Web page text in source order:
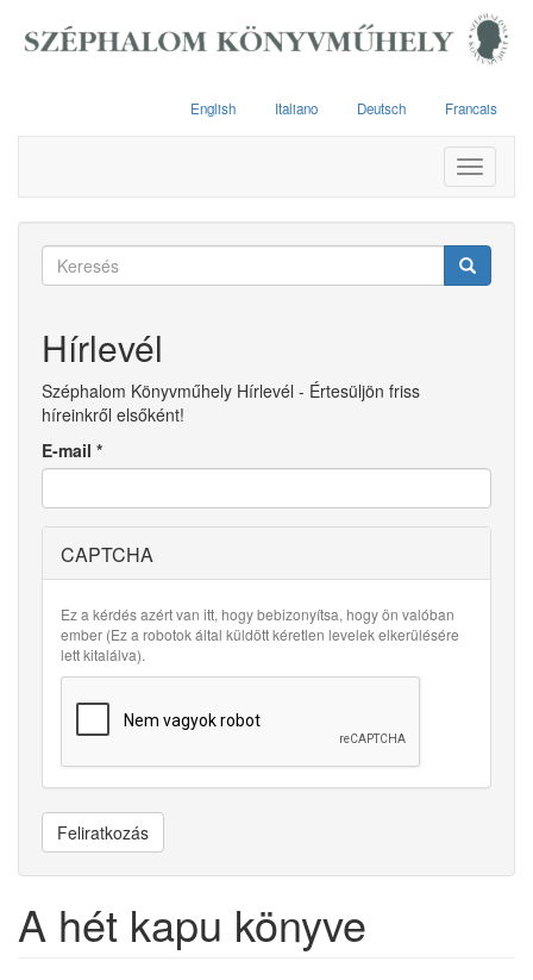
English Italiano Deutsch Francais
Toggle
Keresés
Hírlevél
Széphalom Könyvműhely Hírlevél - Értesüljön friss
híreinkről elsőként!
E-mail *
CAPTCHA
Ez a kérdés azért van itt, hogy bebizonyítsa, hogy ön valóban
ember (Ez a robotok által küldött kéretlen levelek elkerülésére
lett kitalálva).
Feliratkozás
A hét kapu könyve